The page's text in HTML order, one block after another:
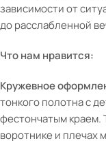
зависимости от
до расслабленной
Что нам нравится:
Кружевное
тонкого полотна с
фестончатым краем.
воротнике и плечах